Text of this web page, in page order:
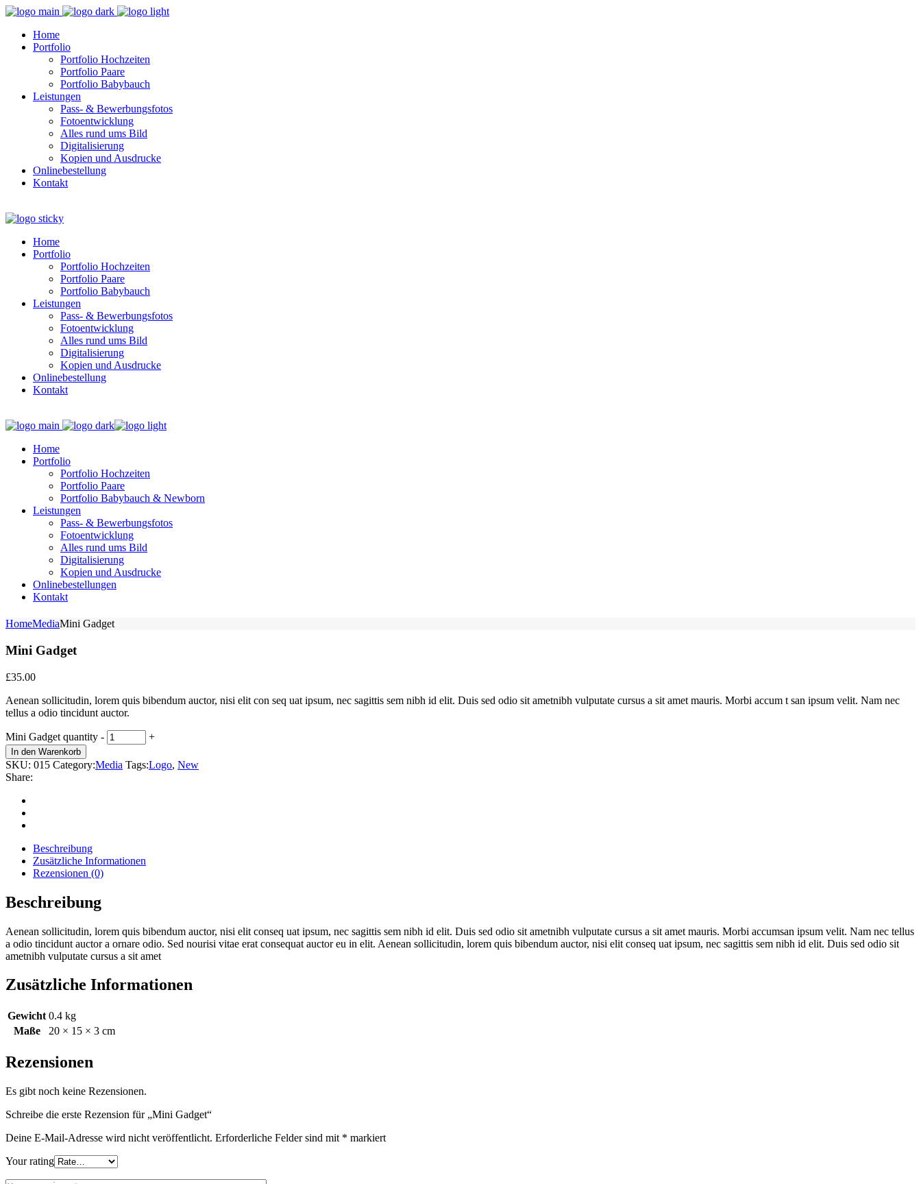
Home
Portfolio
Portfolio Hochzeiten
Portfolio Paare
Portfolio Babybauch
Leistungen
Pass- & Bewerbungsfotos
Fotoentwicklung
Alles rund ums Bild
Digitalisierung
Kopien und Ausdrucke
Onlinebestellung
Kontakt
Home
Portfolio
Portfolio Hochzeiten
Portfolio Paare
Portfolio Babybauch
Leistungen
Pass- & Bewerbungsfotos
Fotoentwicklung
Alles rund ums Bild
Digitalisierung
Kopien und Ausdrucke
Onlinebestellung
Kontakt
Home
Portfolio
Portfolio Hochzeiten
Portfolio Paare
Portfolio Babybauch & Newborn
Leistungen
Pass- & Bewerbungsfotos
Fotoentwicklung
Alles rund ums Bild
Digitalisierung
Kopien und Ausdrucke
Onlinebestellungen
Kontakt
HomeMediaMini Gadget
Mini Gadget
£35.00
Aenean sollicitudin, lorem quis bibendum auctor, nisi elit con seq uat ipsum, nec sagittis sem nibh id elit. Duis sed odio sit ametnibh vulputate cursus a sit amet mauris. Morbi accum t san ipsum velit. Nam nec
tellus a odio tincidunt auctor.
Mini Gadget quantity - +
In den Warenkorb
SKU: 015 Category:Media Tags:Logo, New
Share:
Beschreibung
Zusätzliche Informationen
Rezensionen (0)
Beschreibung
Aenean sollicitudin, lorem quis bibendum auctor, nisi elit conseq uat ipsum, nec sagittis sem nibh id elit. Duis sed odio sit ametnibh vulputate cursus a sit amet mauris. Morbi accumsan ipsum velit. Nam nec tellus
a odio tincidunt auctor a ornare odio. Sed nourisi vitae erat consequat auctor eu in elit. Aenean sollicitudin, lorem quis bibendum auctor, nisi elit conseq uat ipsum, nec sagittis sem nibh id elit. Duis sed odio sit
ametnibh vulputate cursus a sit amet
Zusätzliche Informationen
Gewicht 0.4 kg
Maße
20 × 15 × 3 cm
Rezensionen
Es gibt noch keine Rezensionen.
Schreibe die erste Rezension für „Mini Gadget“
Deine E-Mail-Adresse wird nicht veröffentlicht. Erforderliche Felder sind mit * markiert
Your rating